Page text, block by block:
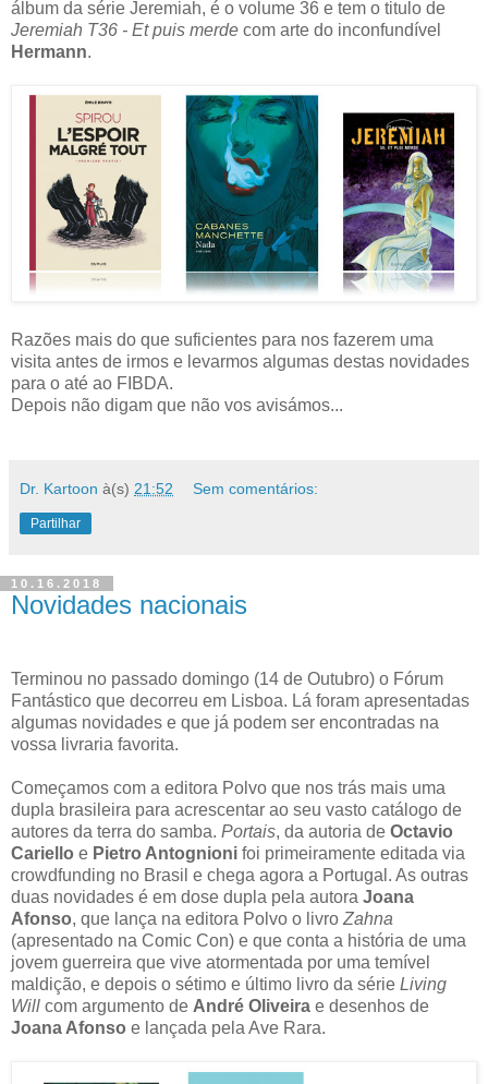
álbum da série Jeremiah, é o volume 36 e tem o titulo de
Jeremiah T36 - Et puis merde com arte do inconfundível
Hermann.
Razões mais do que suficientes para nos fazerem uma
visita antes de irmos e levarmos algumas destas novidades
para o até ao FIBDA.
Depois não digam que não vos avisámos...
Dr. Kartoon à(s) 21:52 Sem comentários:
Partilhar
10.16.2018
Novidades nacionais
Terminou no passado domingo (14 de Outubro) o Fórum
Fantástico que decorreu em Lisboa. Lá foram apresentadas
algumas novidades e que já podem ser encontradas na
vossa livraria favorita.
Começamos com a editora Polvo que nos trás mais uma
dupla brasileira para acrescentar ao seu vasto catálogo de
autores da terra do samba. Portais, da autoria de Octavio
Cariello e Pietro Antognioni foi primeiramente editada via
crowdfunding no Brasil e chega agora a Portugal. As outras
duas novidades é em dose dupla pela autora Joana
Afonso, que lança na editora Polvo o livro Zahna
(apresentado na Comic Con) e que conta a história de uma
jovem guerreira que vive atormentada por uma temível
maldição, e depois o sétimo e último livro da série Living
Will com argumento de André Oliveira e desenhos de
Joana Afonso e lançada pela Ave Rara.